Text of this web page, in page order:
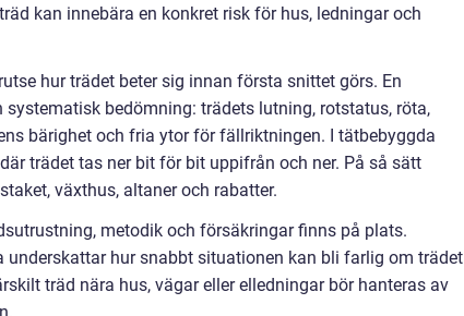
kan innebära en konkret risk för hus, ledningar och
hur trädet beter sig innan första snittet görs. En
bedömning: trädets lutning, rotstatus, röta,
bärighet och fria ytor för fällriktningen. I tätbebyggda
trädet tas ner bit för bit uppifrån och ner. På så sätt
växthus, altaner och rabatter.
metodik och försäkringar finns på plats.
hur snabbt situationen kan bli farlig om trädet
träd nära hus, vägar eller elledningar bör hanteras av